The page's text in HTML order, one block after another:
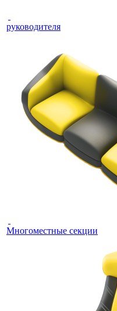
руководителя
Многоместные секции